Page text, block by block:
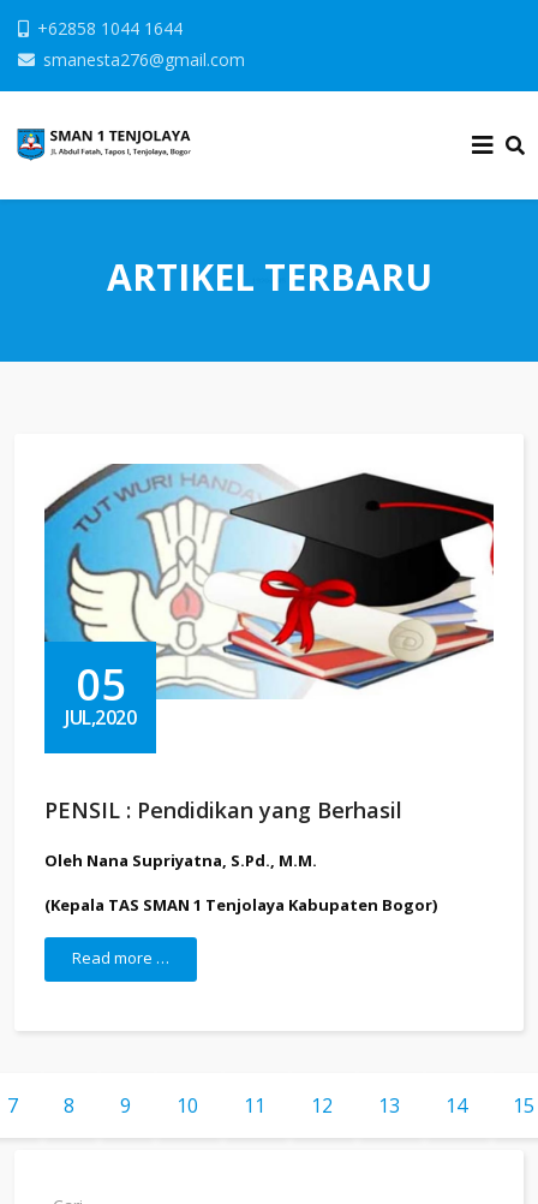
+62858 1044 1644
smanesta276@gmail.com
ARTIKEL TERBARU
05
JUL,2020
PENSIL : Pendidikan yang Berhasil
Oleh Nana Supriyatna, S.Pd., M.M.
(Kepala TAS SMAN 1 Tenjolaya Kabupaten Bogor)
Read more …
7 8 9 10 11 12 13 14 15